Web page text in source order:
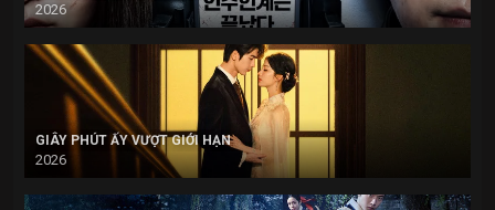
2026
GIÂY PHÚT ẤY VƯỢT GIỚI HẠN
2026